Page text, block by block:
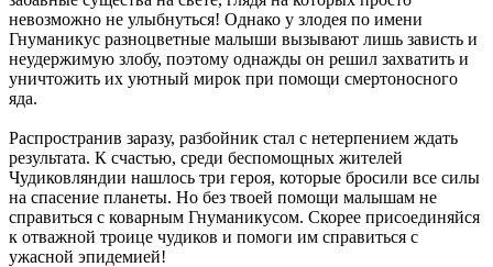
невозможно не улыбнуться! Однако у злодея по имени
Гнуманикус разноцветные малыши вызывают лишь зависть и
неудержимую злобу, поэтому однажды он решил захватить и
уничтожить их уютный мирок при помощи смертоносного
яда.
Распространив заразу, разбойник стал с нетерпением ждать
результата. К счастью, среди беспомощных жителей
Чудиковляндии нашлось три героя, которые бросили все силы
на спасение планеты. Но без твоей помощи малышам не
справиться с коварным Гнуманикусом. Скорее присоединяйся
к отважной троице чудиков и помоги им справиться с
ужасной эпидемией!